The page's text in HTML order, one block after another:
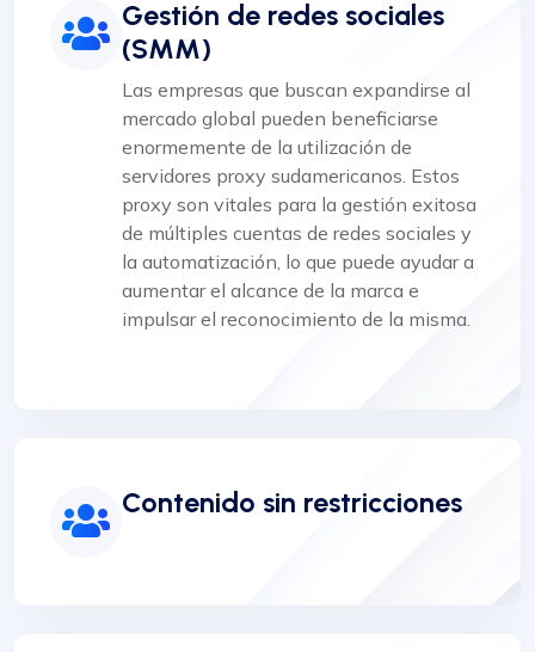
Gestión de redes sociales
(SMM)
Las empresas que buscan expandirse al
mercado global pueden beneficiarse
enormemente de la utilización de
servidores proxy sudamericanos. Estos
proxy son vitales para la gestión exitosa
de múltiples cuentas de redes sociales y
la automatización, lo que puede ayudar a
aumentar el alcance de la marca e
impulsar el reconocimiento de la misma.
Contenido sin restricciones